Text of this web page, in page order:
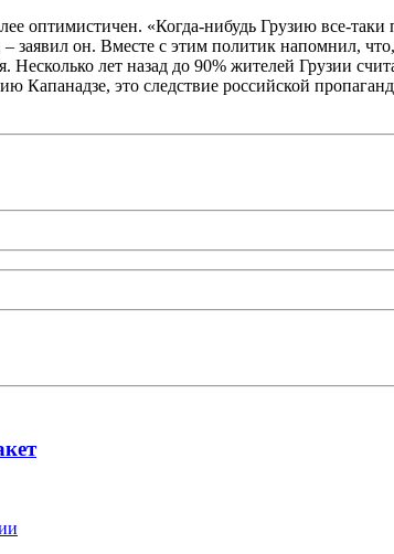
оптимистичен. «Когда-нибудь Грузию все-
он. Вместе с этим политик напомнил,
лет назад до 90% жителей Грузии
Капанадзе, это следствие российской